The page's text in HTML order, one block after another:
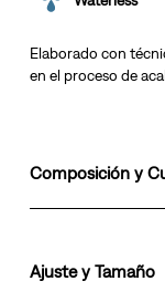
Elaborado con
en el proceso de
Composición y
Ajuste y Tamaño